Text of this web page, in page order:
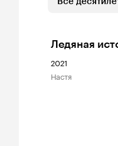
Ледяная
2021
Настя